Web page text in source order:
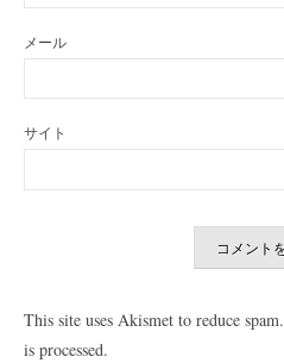
メール
サイト
This site uses Akismet to reduce spam.
is processed.